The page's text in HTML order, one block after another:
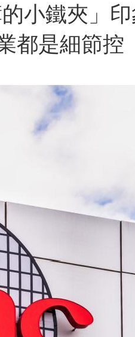
小鐵夾」
都是細節控